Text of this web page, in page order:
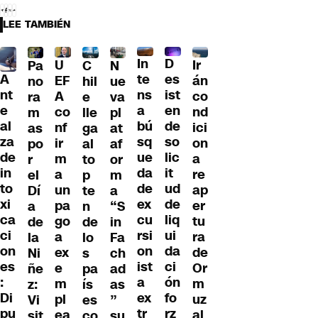
LEE TAMBIÉN
A
nt
e
al
za
de
in
to
xi
ca
ci
on
es
:
Di
pu
Pa
no
ra
m
as
po
r
el
Dí
a
de
la
Ni
ñe
z:
Vi
U
EF
A
co
nf
ir
m
a
un
pa
go
a
ex
e
m
pl
C
hil
e
lle
ga
al
to
p
te
n
de
lo
s
pa
ís
es
N
ue
va
pl
at
af
or
m
a
“S
in
Fa
ch
ad
as
”
In
te
ns
a
bú
sq
ue
da
de
ex
cu
rsi
on
ist
a
ex
tr
D
es
ist
en
de
so
lic
it
ud
de
liq
ui
da
ci
ón
fo
rz
Ir
án
co
nd
ici
on
a
re
ap
er
tu
ra
de
Or
m
uz